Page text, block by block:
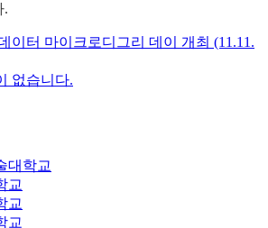
.
이터 마이크로디그리 데이 개최 (11.11.
없습니다.